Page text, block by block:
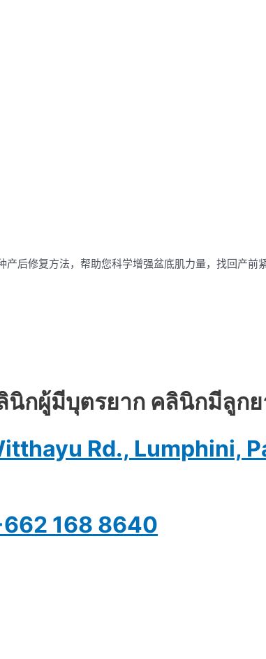
后修复方法，帮助您科学增强盆底肌力量，找回产前
นิกผู้มีบุตรยาก คลินิกมีลูก
Rd., Lumphini,
168 8640